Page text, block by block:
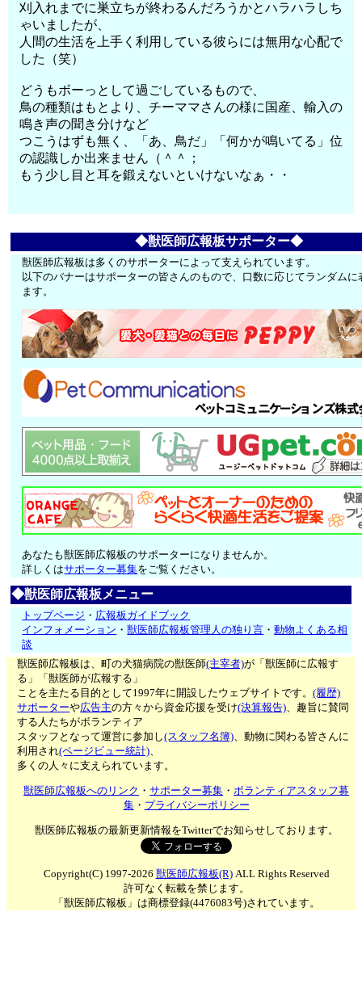
刈入れまでに巣立ちが終わるんだろうかとハラハラしち
ゃいましたが、
人間の生活を上手く利用している彼らには無用な心配で
した（笑）
どうもボーっとして過ごしているもので、
鳥の種類はもとより、チーママさんの様に国産、輸入の
鳴き声の聞き分けなど
つこうはずも無く、「あ、鳥だ」「何かが鳴いてる」位
の認識しか出来ません（＾＾；
もう少し目と耳を鍛えないといけないなぁ・・
◆獣医師広報板サポーター◆
獣医師広報板は多くのサポーターによって支えられています。
以下のバナーはサポーターの皆さんのもので、口数に応じてランダムに
ます。
あなたも獣医師広報板のサポーターになりませんか。
詳しくはサポーター募集をご覧ください。
◆獣医師広報板メニュー
トップページ ・ 広報板ガイドブック
インフォメーション ・獣医師広報板管理人の独り言 ・動物よくある相
談
獣医師広報板は、町の犬猫病院の獣医師(主宰者)が「獣医師に広報す
る」「獣医師が広報する」
ことを主たる目的として1997年に開設したウェブサイトです。(履歴)
サポーターや広告主の方々から資金応援を受け(決算報告)、趣旨に賛同
する人たちがボランティア
スタッフとなって運営に参加し(スタッフ名簿)、動物に関わる皆さんに
利用され(ページビュー統計)、
多くの人々に支えられています。
獣医師広報板へのリンク ・サポーター募集 ・ボランティアスタッフ募
集・ プライバシーポリシー
獣医師広報板の最新更新情報をTwitterでお知らせしております。
Copyright(C) 1997-2026 獣医師広報板(R)ALL Rights Reserved
許可なく転載を禁じます。
「獣医師広報板」は商標登録(4476083号)されています。